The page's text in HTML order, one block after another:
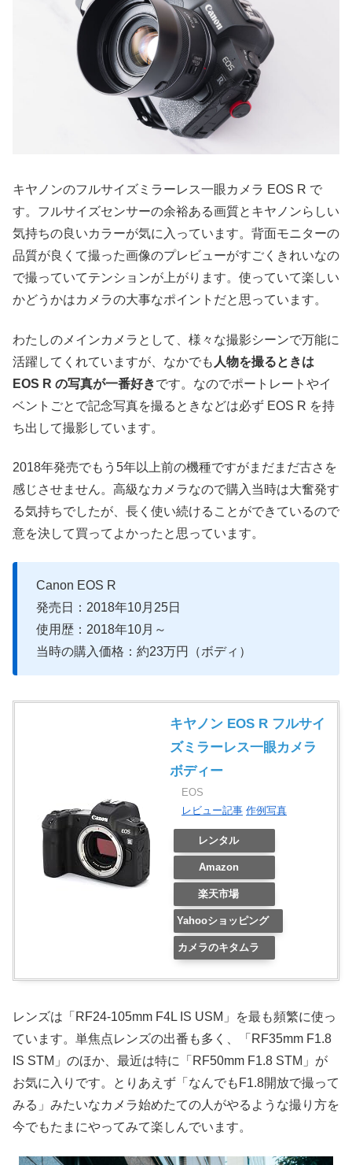
キヤノンのフルサイズミラーレス一眼カメラ EOS R で
す。フルサイズセンサーの余裕ある画質とキヤノンらしい
気持ちの良いカラーが気に入っています。背面モニターの
品質が良くて撮った画像のプレビューがすごくきれいなの
で撮っていてテンションが上がります。使っていて楽しい
かどうかはカメラの大事なポイントだと思っています。
わたしのメインカメラとして、様々な撮影シーンで万能に
活躍してくれていますが、なかでも 人物を撮るときは
EOS R の写真が一番好きです。なのでポートレートやイ
ベントごとで記念写真を撮るときなどは必ず EOS R を持
ち出して撮影しています。
2018年発売でもう5年以上前の機種ですがまだまだ古さを
感じさせません。高級なカメラなので購入当時は大奮発す
る気持ちでしたが、長く使い続けることができているので
意を決して買ってよかったと思っています。
Canon EOS R
発売日：2018年10月25日
使用歴：2018年10月～
当時の購入価格：約23万円（ボディ）
キヤノン EOS R フルサイ
ズミラーレス一眼カメラ
ボディー
EOS
レビュー記事 作例写真
レンタル
Amazon
楽天市場
Yahooショッピング
カメラのキタムラ
レンズは「RF24-105mm F4L IS USM」を最も頻繁に使っ
ています。単焦点レンズの出番も多く、「RF35mm F1.8
IS STM」のほか、最近は特に「RF50mm F1.8 STM」が
お気に入りです。とりあえず「なんでもF1.8開放で撮って
みる」みたいなカメラ始めたての人がやるような撮り方を
今でもたまにやってみて楽しんでいます。